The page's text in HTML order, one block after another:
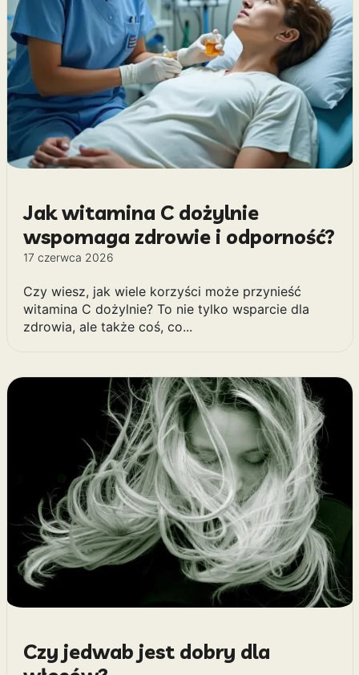
Jak witamina C dożylnie
wspomaga zdrowie i odporność?
17 czerwca 2026
Czy wiesz, jak wiele korzyści może przynieść
witamina C dożylnie? To nie tylko wsparcie dla
zdrowia, ale także coś, co...
Czy jedwab jest dobry dla